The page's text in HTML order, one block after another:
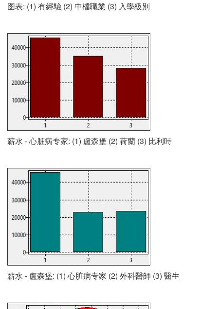
图表: (1) 有經驗 (2) 中檔職業 (3) 入學級別
薪水 - 心脏病专家: (1) 盧森堡 (2) 荷蘭 (3) 比利時
薪水 - 盧森堡: (1) 心脏病专家 (2) 外科醫師 (3) 醫生